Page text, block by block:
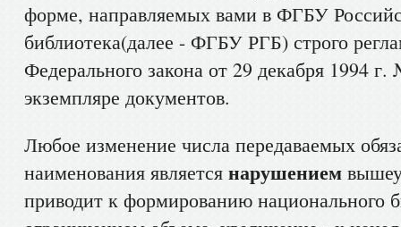
форме, направляемых вами в ФГБУ
библиотека(далее - ФГБУ РГБ) строго
Федерального закона от 29 декабря 1994
экземпляре документов.
Любое изменение числа передаваемых
наименования является нарушением
приводит к формированию национального